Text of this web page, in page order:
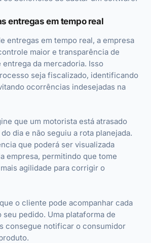
entregas em tempo real
entregas em tempo real, a empresa
maior e transparência de
entrega da mercadoria. Isso
seja fiscalizado, identificando
ocorrências indesejadas na
que um motorista está atrasado
dia e não seguiu a rota planejada.
que poderá ser visualizada
empresa, permitindo que tome
agilidade para corrigir o
o cliente pode acompanhar cada
seu pedido. Uma plataforma de
consegue notificar o consumidor